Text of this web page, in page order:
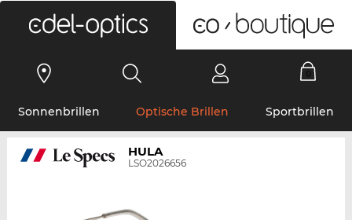
Sonnenbrillen Optische Brillen Sportbrillen
HULA
LSO2026656